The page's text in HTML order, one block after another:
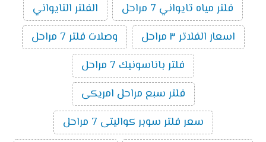
فلتر مياه تايواني 7 مراحل
الفلتر التايواني
اسعار الفلاتر ٣ مراحل
وصلات فلتر 7 مراحل
فلتر باناسونيك 7 مراحل
فلتر سبع مراحل امريكى
سعر فلتر سوبر كواليتى 7 مراحل